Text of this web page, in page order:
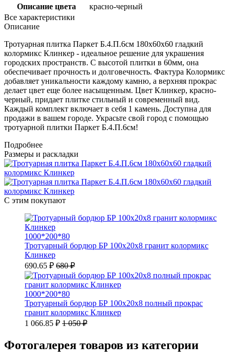
Описание цвета
красно-черный
Все характеристики
Описание
Тротуарная плитка Паркет Б.4.П.6см 180х60х60 гладкий
колормикс Клинкер - идеальное решение для украшения
городских пространств. С высотой плитки в 60мм, она
обеспечивает прочность и долговечность. Фактура Колормикс
добавляет уникальности каждому камню, а верхняя прокрас
делает цвет еще более насыщенным. Цвет Клинкер, красно-
черный, придает плитке стильный и современный вид.
Каждый комплект включает в себя 1 камень. Доступна для
продажи в вашем городе. Украсьте свой город с помощью
тротуарной плитки Паркет Б.4.П.6см!
Подробнее
Размеры и раскладки
С этим покупают
1000*200*80
Тротуарный бордюр БР 100х20х8 гранит колормикс
Клинкер
690.65 ₽ 680 ₽
1000*200*80
Тротуарный бордюр БР 100х20х8 полный прокрас
гранит колормикс Клинкер
1 066.85 ₽ 1 050 ₽
Фотогалерея товаров из категории